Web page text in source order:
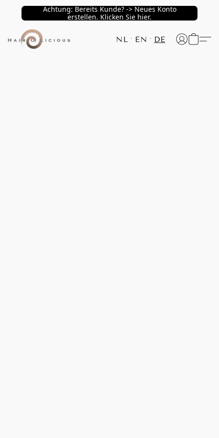
Achtung: Bereits Kunde? -> Neues Konto
erstellen. Klicken Sie hier.
NL EN DE